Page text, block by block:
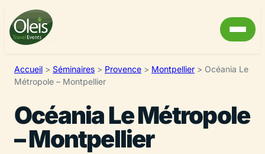
Accueil > Séminaires > Provence > Montpellier > Océania Le
Métropole – Montpellier
Océania Le Métropole
– Montpellier